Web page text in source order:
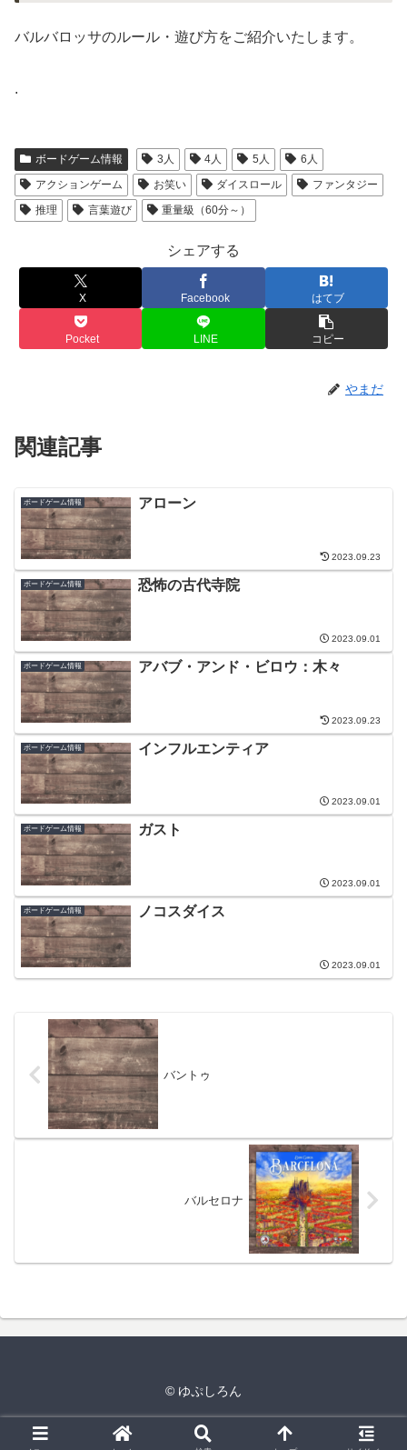
バルバロッサのルール・遊び方をご紹介いたします。
.
ボードゲーム情報 3人 4人 5人
6人
アクションゲーム
お笑い ダイスロール
ファンタジー
推理
言葉遊び 重量級（60分～）
シェアする
X Facebook はてブ
Pocket LINE コピー
やまだ
関連記事
ボードゲーム情報 アローン
2023.09.23
ボードゲーム情報 恐怖の古代寺院
2023.09.01
ボードゲーム情報 アバブ・アンド・ビロウ：木々
2023.09.23
ボードゲーム情報 インフルエンティア
2023.09.01
ボードゲーム情報 ガスト
2023.09.01
ボードゲーム情報 ノコスダイス
2023.09.01
バントゥ
バルセロナ
© ゆぷしろん